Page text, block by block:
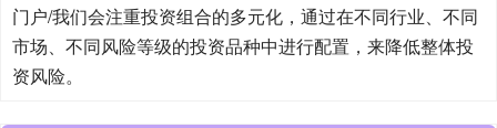
门户/我们会注重投资组合的多元化，通过在不同行业、不同
市场、不同风险等级的投资品种中进行配置，来降低整体投
资风险。